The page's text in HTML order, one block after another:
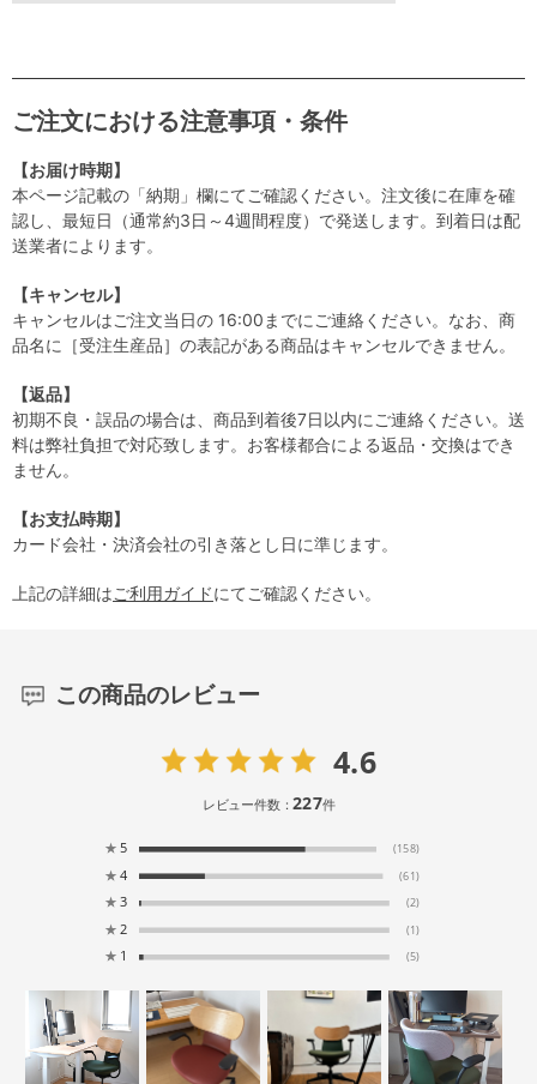
ご注文における注意事項・条件
【お届け時期】
本ページ記載の「納期」欄にてご確認ください。注文後に在庫を確
認し、最短日（通常約3日～4週間程度）で発送します。到着日は配
送業者によります。
【キャンセル】
キャンセルはご注文当日の 16:00までにご連絡ください。なお、商
品名に［受注生産品］の表記がある商品はキャンセルできません。
【返品】
初期不良・誤品の場合は、商品到着後7日以内にご連絡ください。送
料は弊社負担で対応致します。お客様都合による返品・交換はでき
ません。
【お支払時期】
カード会社・決済会社の引き落とし日に準じます。
上記の詳細はご利用ガイドにてご確認ください。
この商品のレビュー
4.6
レビュー件数：227件
★ 5 (158)
★ 4 (61)
★ 3 (2)
★ 2 (1)
★ 1 (5)